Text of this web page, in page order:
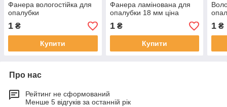
Фанера вологостійка для
опалубки
1 ₴
Купити
Фанера ламінована для
опалубки 18 мм ціна
1₴
Купити
1 ₴
Про нас
Рейтинг не сформований
Менше 5 відгуків за останній рік